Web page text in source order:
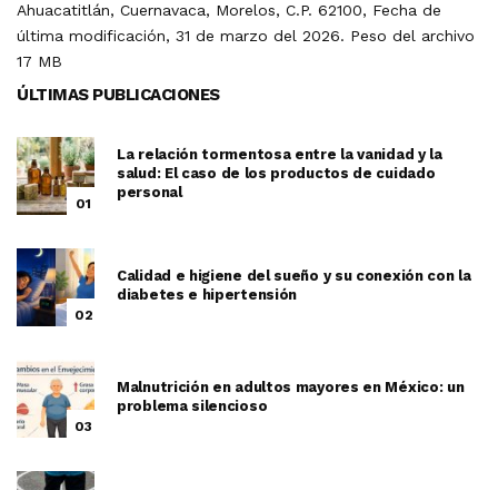
Ahuacatitlán, Cuernavaca, Morelos, C.P. 62100, Fecha de
última modificación, 31 de marzo del 2026. Peso del archivo
17 MB
ÚLTIMAS PUBLICACIONES
01
La relación tormentosa entre la vanidad y la
salud: El caso de los productos de cuidado
personal
02
Calidad e higiene del sueño y su conexión con la
diabetes e hipertensión
03
Malnutrición en adultos mayores en México: un
problema silencioso